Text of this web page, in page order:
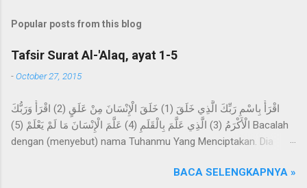
Popular posts from this blog
Tafsir Surat Al-'Alaq, ayat 1-5
-October 27, 2015
اقْرَأْ بِاسْمِ رَبِّكَ الَّذِي خَلَقَ (1) خَلَقَ الْإِنْسَانَ مِنْ عَلَقٍ (2) اقْرَأْ وَرَبُّكَ
الْأَكْرَمُ (3) الَّذِي عَلَّمَ بِالْقَلَمِ (4) عَلَّمَ الْإِنْسَانَ مَا لَمْ يَعْلَمْ (5) Bacalah
dengan (menyebut) nama Tuhanmu Yang Menciptakan. Dia
Tuhanmulah Yang Maha Pemurah, Yang mengajar (manusia)
BACA SELENGKAPNYA »